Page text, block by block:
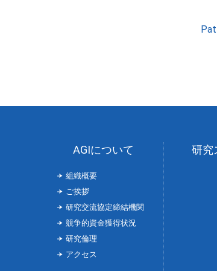
AGIについて
組織概要
ご挨拶
研究交流協定締結機関
競争的資金獲得状況
研究倫理
アクセス
研究